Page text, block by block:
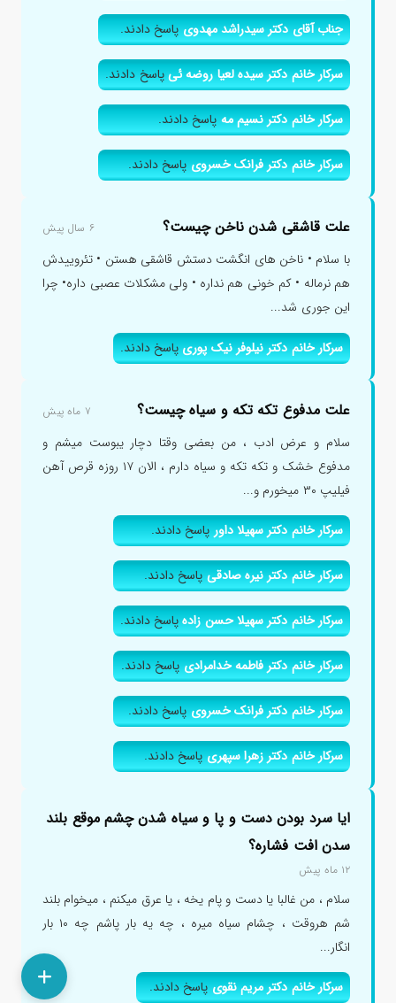
جناب آقای دکتر سیدراشد مهدویپاسخ دادند.
سرکار خانم دکتر سیده لعیا روضه ئیپاسخ دادند.
سرکار خانم دکتر نسیم مهپاسخ دادند.
سرکار خانم دکتر فرانک خسرویپاسخ دادند.
علت قاشقی شدن ناخن چیست؟ ۶ سال پیش
با سلام • ناخن های انگشت دستش قاشقی هستن • تئروییدش
هم نرماله • کم خونی هم نداره • ولی مشکلات عصبی داره• چرا
این جوری شد...
سرکار خانم دکتر نیلوفر نیک پوریپاسخ دادند.
علت مدفوع تکه تکه و سیاه چیست؟ ۷ ماه پیش
سلام و عرض ادب ، من بعضی وقتا دچار یبوست میشم و
مدفوع خشک و تکه تکه و سیاه دارم ، الان ۱۷ روزه قرص آهن
فیلیپ ۳۰ میخورم و...
سرکار خانم دکتر سهیلا داورپاسخ دادند.
سرکار خانم دکتر نیره صادقیپاسخ دادند.
سرکار خانم دکتر سهیلا حسن زادهپاسخ دادند.
سرکار خانم دکتر فاطمه خدامرادیپاسخ دادند.
سرکار خانم دکتر فرانک خسرویپاسخ دادند.
سرکار خانم دکتر زهرا سپهریپاسخ دادند.
ایا سرد بودن دست و پا و سیاه شدن چشم موقع بلند
سدن افت فشاره؟
۱۲ ماه پیش
سلام ، من غالبا یا دست و پام یخه ، یا عرق میکنم ، میخوام بلند
شم هروقت ، چشام سیاه میره ، چه یه بار پاشم چه ۱۰ بار
انگار...
سرکار خانم دکتر مریم نقویپاسخ دادند.